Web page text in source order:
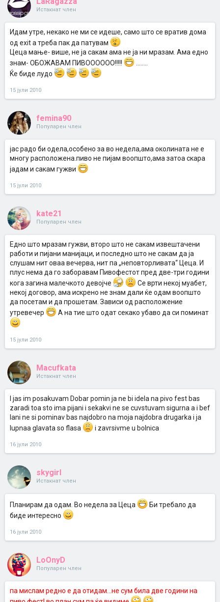
Истакнат член
Идам утре, некако не ми се идеше, само што се вратив дома
од exit а треба пак да патувам
Цеца мање- више, не ја сакам ама не ја ни мразам. Ама едно
знам- ОБОЖАВАМ ПИВОООООО!!!!!
Ќе биде лудо
15 јули 2010
femina90
Популарен член
јас радо би одела,особено за во недела,ама околината не е
многу расположена.пиво не пијам воопшто,ама затоа скара
јадам и сакам гужви
15 јули 2010
kate21
Популарен член
Eдно што мразам гужви, второ што не сакам извештачени
работи и пијани манијаци, и последно што не сакам да ја
слушам нит оваа вечерва, нит па „неповторливата“ Цеца. И
плус нема да го заборавам Пивофестот пред две-три години
кога загина малечкото девојче
Се врти некој муабет,
некој договор, ама искрено не знам дали ќе одам воопшто
да посетам и да прошетам. Зависи од расположение
утревечер
А на тие што одат секако убаво да си поминат
15 јули 2010
Macufkata
Истакнат член
I jas im posakuvam Dobar pomin ja ne bi idela na pivo fest bas
zaradi toa sto ima pijani i sekakvi ne se cuvstuvam sigurna a i bef
lani ne si pominav bas najdobro na moja najdobra drugarka i ja
lupnaa glavata so flasa
i zavrsivme u bolnica
16 јули 2010
skygirl
Истакнат член
Планирам да одам. Во недела за Цеца
Би требало да
биде интересно
16 јули 2010
LoOnyD
Популарен член
па мислам редно е да отидам...не сум била две години на